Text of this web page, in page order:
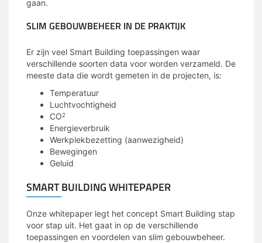
gaan.
SLIM GEBOUWBEHEER IN DE PRAKTIJK
Er zijn veel Smart Building toepassingen waar
verschillende soorten data voor worden verzameld. De
meeste data die wordt gemeten in de projecten, is:
Temperatuur
Luchtvochtigheid
CO2
Energieverbruik
Werkplekbezetting (aanwezigheid)
Bewegingen
Geluid
SMART BUILDING WHITEPAPER
Onze whitepaper legt het concept Smart Building stap
voor stap uit. Het gaat in op de verschillende
toepassingen en voordelen van slim gebouwbeheer.